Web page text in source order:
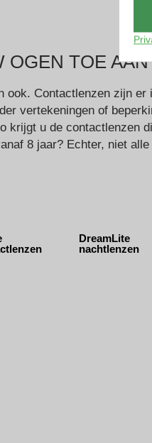
OGEN TOE
ook. Contactlenzen zijn
vertekeningen of
krijgt u de contactlenzen
8 jaar? Echter, niet
DreamLite
nachtlenzen